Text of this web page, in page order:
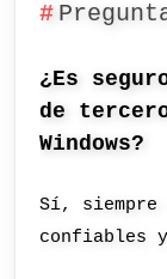
¿Es
de
Windows?
Sí, siempre
confiables